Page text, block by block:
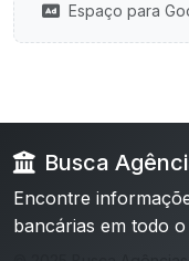
Espaço para
Busca
Encontre
bancárias em todo o